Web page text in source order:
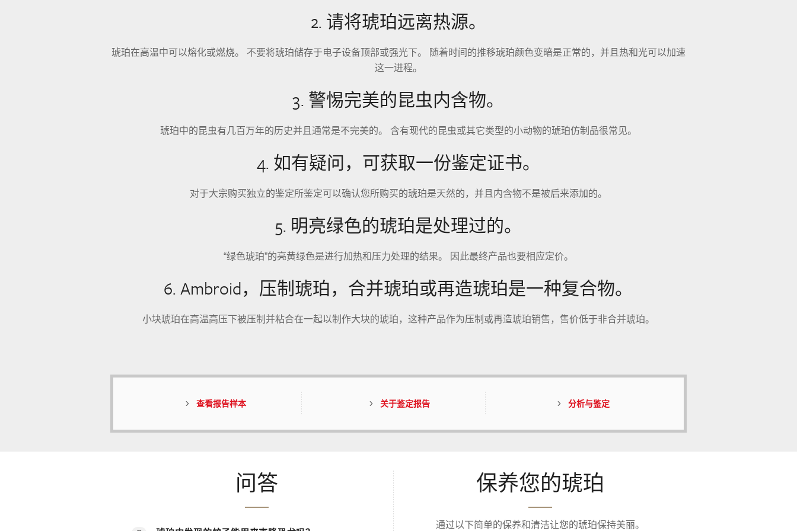
2. 请将琥珀远离热源。
琥珀在高温中可以熔化或燃烧。 不要将琥珀储存于电子设备顶部或强光下。 随着时间的推移琥珀颜色变暗是正常的，并且热和光可以加速
这一进程。
3. 警惕完美的昆虫内含物。
琥珀中的昆虫有几百万年的历史并且通常是不完美的。 含有现代的昆虫或其它类型的小动物的琥珀仿制品很常见。
4. 如有疑问，可获取一份鉴定证书。
对于大宗购买独立的鉴定所鉴定可以确认您所购买的琥珀是天然的，并且内含物不是被后来添加的。
5. 明亮绿色的琥珀是处理过的。
“绿色琥珀”的亮黄绿色是进行加热和压力处理的结果。 因此最终产品也要相应定价。
6. Ambroid，压制琥珀，合并琥珀或再造琥珀是一种复合物。
小块琥珀在高温高压下被压制并粘合在一起以制作大块的琥珀，这种产品作为压制或再造琥珀销售，售价低于非合并琥珀。
查看报告样本 关于鉴定报告 分析与鉴定
问答 保养您的琥珀
通过以下简单的保养和清洁让您的琥珀保持美丽。